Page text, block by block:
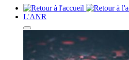
L'ANR